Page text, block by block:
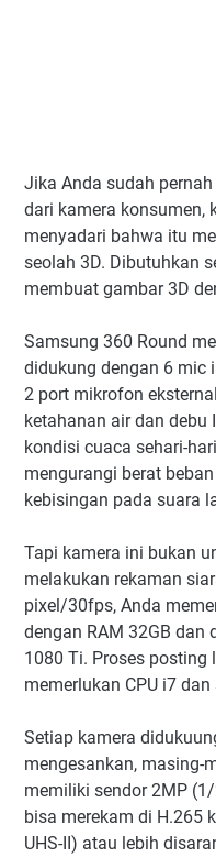
Jika Anda sudah
dari kamera konsumen,
menyadari bahwa itu
seolah 3D. Dibutuhkan
membuat gambar 3D
Samsung 360 Round
didukung dengan 6 mic
2 port mikrofon
ketahanan air dan
kondisi cuaca sehari-
mengurangi berat
kebisingan pada suara
Tapi kamera ini bukan
melakukan rekaman
pixel/30fps, Anda
dengan RAM 32GB dan
1080 Ti. Proses posting
memerlukan CPU i7
Setiap kamera
mengesankan, masing-
memiliki sendor 2MP
bisa merekam di H.265
UHS-II) atau lebih